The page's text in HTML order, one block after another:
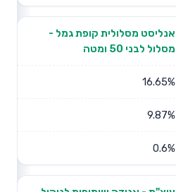
אנליסט מסלולית קופת גמל -
מסלול לבני 50 ומטה
16.65%
9.87%
0.6%